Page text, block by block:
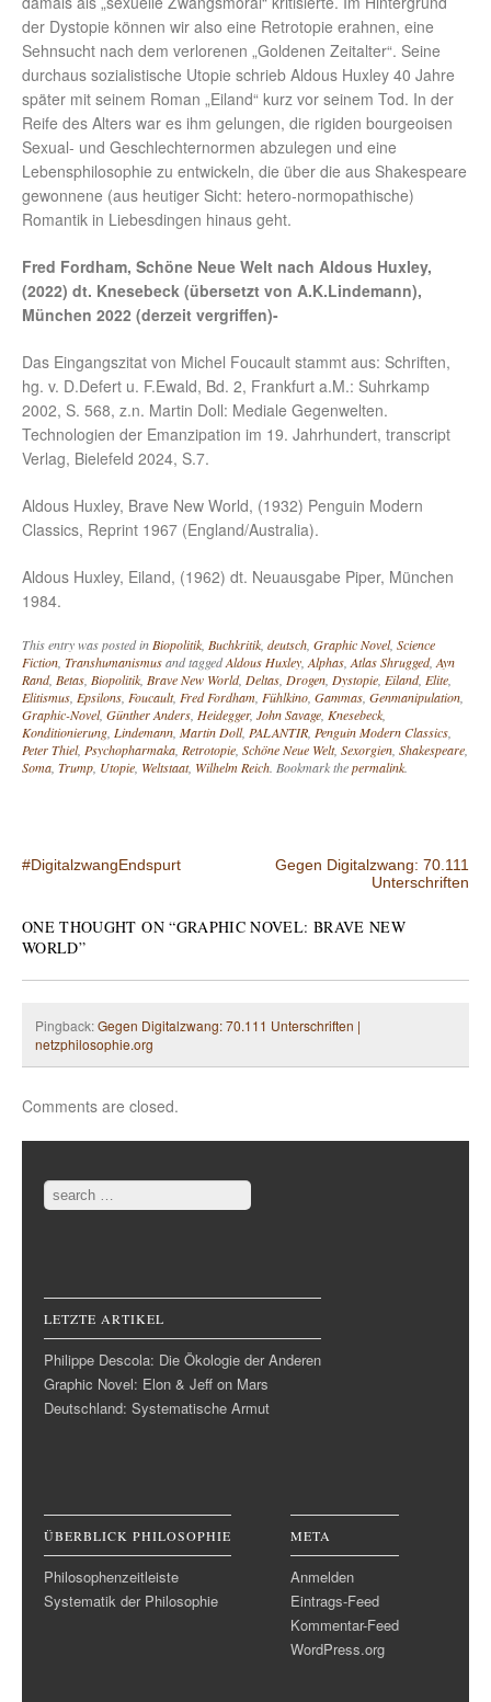
der Dystopie können wir also eine Retrotopie erahnen, eine
Sehnsucht nach dem verlorenen „Goldenen Zeitalter“. Seine
durchaus sozialistische Utopie schrieb Aldous Huxley 40 Jahre
später mit seinem Roman „Eiland“ kurz vor seinem Tod. In der
Reife des Alters war es ihm gelungen, die rigiden bourgeoisen
Sexual- und Geschlechternormen abzulegen und eine
Lebensphilosophie zu entwickeln, die über die aus Shakespeare
gewonnene (aus heutiger Sicht: hetero-normopathische)
Romantik in Liebesdingen hinaus geht.
Fred Fordham, Schöne Neue Welt nach Aldous Huxley,
(2022) dt. Knesebeck (übersetzt von A.K.Lindemann),
München 2022 (derzeit vergriffen)-
Das Eingangszitat von Michel Foucault stammt aus: Schriften,
hg. v. D.Defert u. F.Ewald, Bd. 2, Frankfurt a.M.: Suhrkamp
2002, S. 568, z.n. Martin Doll: Mediale Gegenwelten.
Technologien der Emanzipation im 19. Jahrhundert, transcript
Verlag, Bielefeld 2024, S.7.
Aldous Huxley, Brave New World, (1932) Penguin Modern
Classics, Reprint 1967 (England/Australia).
Aldous Huxley, Eiland, (1962) dt. Neuausgabe Piper, München
1984.
This entry was posted inBiopolitik, Buchkritik, deutsch, Graphic Novel, Science
Fiction, Transhumanismusand taggedAldous Huxley,Alphas,Atlas Shrugged,Ayn
Rand, Betas, Biopolitik, Brave New World, Deltas, Drogen, Dystopie, Eiland, Elite,
Elitismus, Epsilons, Foucault, Fred Fordham, Fühlkino, Gammas, Genmanipulation,
Graphic-Novel, Günther Anders, Heidegger, John Savage, Knesebeck,
Konditionierung, Lindemann, Martin Doll, PALANTIR, Penguin Modern Classics,
Peter Thiel, Psychopharmaka, Retrotopie, Schöne Neue Welt, Sexorgien, Shakespeare,
Soma, Trump, Utopie, Weltstaat, Wilhelm Reich. Bookmark thepermalink.
Post navigation
#DigitalzwangEndspurt
Gegen Digitalzwang: 70.111
Unterschriften
ONE THOUGHT ON “GRAPHIC NOVEL: BRAVE NEW
WORLD”
Pingback:Gegen Digitalzwang: 70.111 Unterschriften |
netzphilosophie.org
Comments are closed.
Search
LETZTE ARTIKEL
Philippe Descola: Die Ökologie der Anderen
Graphic Novel: Elon & Jeff on Mars
Deutschland: Systematische Armut
ÜBERBLICK PHILOSOPHIE
Philosophenzeitleiste
Systematik der Philosophie
META
Anmelden
Eintrags-Feed
Kommentar-Feed
WordPress.org